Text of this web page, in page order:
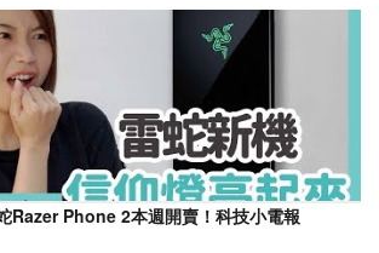
Razer Phone 2本週開賣！科技小電報